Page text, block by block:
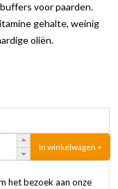
voor paarden.
gehalte, weinig
oliën.
In winkelwagen +
het bezoek aan onze